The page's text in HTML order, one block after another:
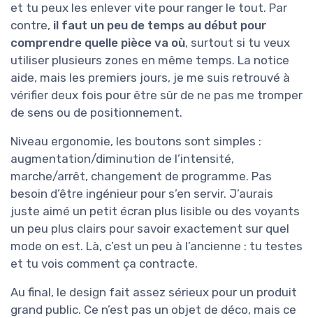
et tu peux les enlever vite pour ranger le tout. Par
contre, il faut un peu de temps au début pour
comprendre quelle pièce va où, surtout si tu veux
utiliser plusieurs zones en même temps. La notice
aide, mais les premiers jours, je me suis retrouvé à
vérifier deux fois pour être sûr de ne pas me tromper
de sens ou de positionnement.
Niveau ergonomie, les boutons sont simples :
augmentation/diminution de l’intensité,
marche/arrêt, changement de programme. Pas
besoin d’être ingénieur pour s’en servir. J’aurais
juste aimé un petit écran plus lisible ou des voyants
un peu plus clairs pour savoir exactement sur quel
mode on est. Là, c’est un peu à l’ancienne : tu testes
et tu vois comment ça contracte.
Au final, le design fait assez sérieux pour un produit
grand public. Ce n’est pas un objet de déco, mais ce